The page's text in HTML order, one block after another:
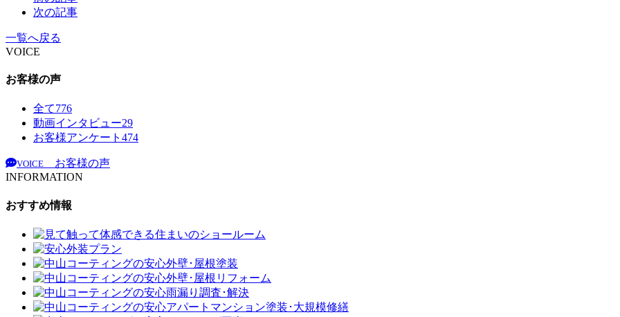
次の記事
一覧へ戻る
VOICE
お客様の声
全て776
動画インタビュー29
お客様アンケート 474
VOICE
お客様の声
INFORMATION
おすすめ情報